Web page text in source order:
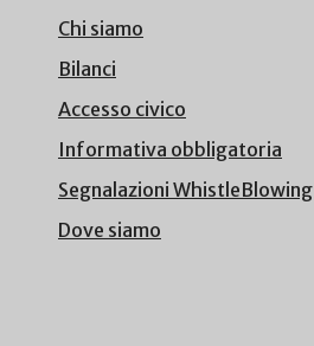
Chi siamo
Bilanci
Accesso civico
Informativa obbligatoria
Segnalazioni WhistleBlowing
Dove siamo